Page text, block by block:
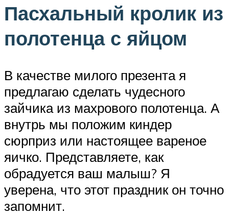
Пасхальный кролик из
полотенца с яйцом
В качестве милого презента я
предлагаю сделать чудесного
зайчика из махрового полотенца. А
внутрь мы положим киндер
сюрприз или настоящее вареное
яичко. Представляете, как
обрадуется ваш малыш? Я
уверена, что этот праздник он точно
запомнит.